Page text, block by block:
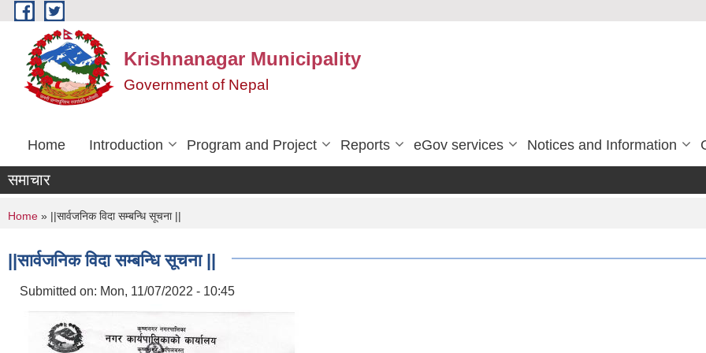
Skip to main content
Krishnanagar Municipality
Government of Nepal
Home Introduction Program and Project Reports eGov services Notices and Information
समाचार
You are here
Home » ||सार्वजनिक विदा सम्बन्धि सूचना ||
||सार्वजनिक विदा सम्बन्धि सूचना ||
Submitted on: Mon, 11/07/2022 - 10:45